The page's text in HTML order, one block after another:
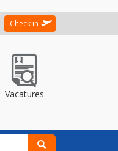
Check in
Vacatures